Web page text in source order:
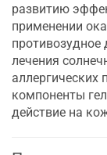
развитию
применении
противозудное
лечения
компоненты
действие на